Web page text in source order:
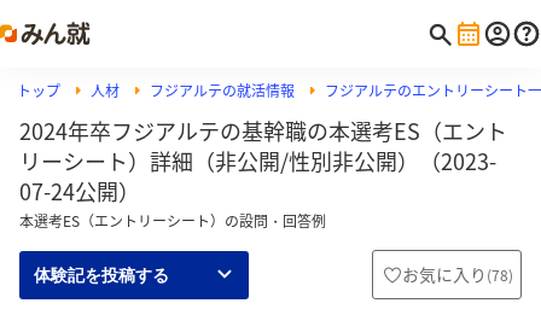
トップ 人材 フジアルテの就活情報 フジアルテのエントリーシート
2024年卒フジアルテの基幹職の本選考ES（エント
リーシート）詳細（非公開/性別非公開）（2023-
07-24公開）
本選考ES（エントリーシート）の設問・回答例
体験記を投稿する お気に入り (78)